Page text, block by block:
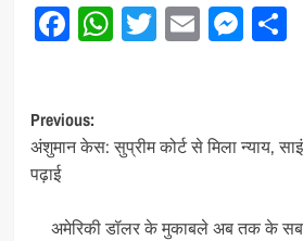
Facebook
WhatsApp
Twitter
Email
Post
navigation
Previous:
अंशुमान केस: सुप्रीम कोर्ट से मिला न्याय,
पढ़ाई
अमेरिकी डॉलर के मुकाबले अब तक के